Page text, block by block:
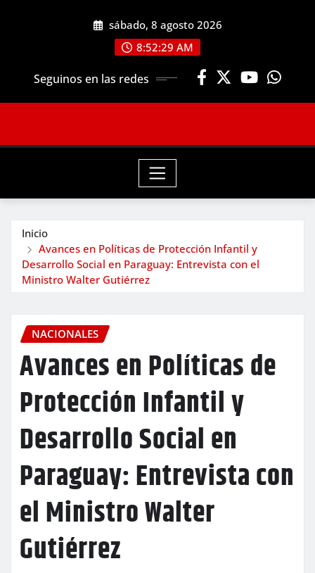
sábado, 8 agosto 2026
8:52:31 AM
Seguinos en las redes
Inicio
Avances en Políticas de Protección Infantil y
Desarrollo Social en Paraguay: Entrevista con el
Ministro Walter Gutiérrez
NACIONALES
Avances en Políticas de
Protección Infantil y
Desarrollo Social en
Paraguay: Entrevista con
el Ministro Walter
Gutiérrez